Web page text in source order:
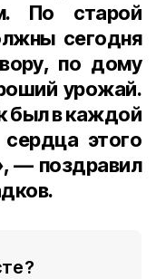
По старой
сегодня
по дому
урожай.
был в каждой
этого
— поздравил